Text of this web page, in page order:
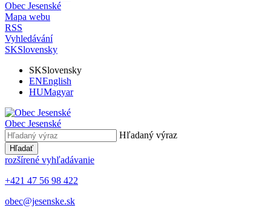
Obec Jesenské
Mapa webu
RSS
Vyhledávání
SKSlovensky
SKSlovensky
ENEnglish
HUMagyar
Obec Jesenské
Hľadaný výraz
Hľadať
rozšírené vyhľadávanie
+421 47 56 98 422
obec@jesenske.sk